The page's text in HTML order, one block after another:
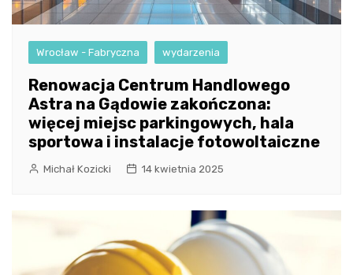
Wrocław - Fabryczna wydarzenia
Renowacja Centrum Handlowego
Astra na Gądowie zakończona:
więcej miejsc parkingowych, hala
sportowa i instalacje fotowoltaiczne
Michał Kozicki 14 kwietnia 2025